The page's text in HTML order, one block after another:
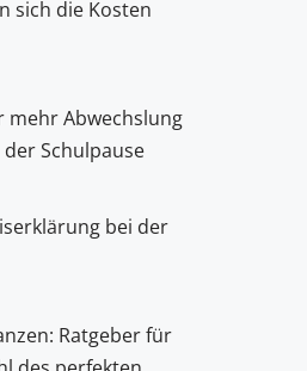
sich die Kosten
mehr Abwechslung
Schulpause
bei der
Ratgeber für